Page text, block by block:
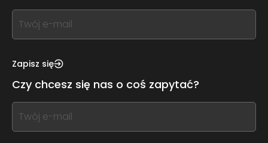
If
you
this,
this
form
field
blank
Zapisz się
Czy chcesz się nas o coś zapytać?
If
you